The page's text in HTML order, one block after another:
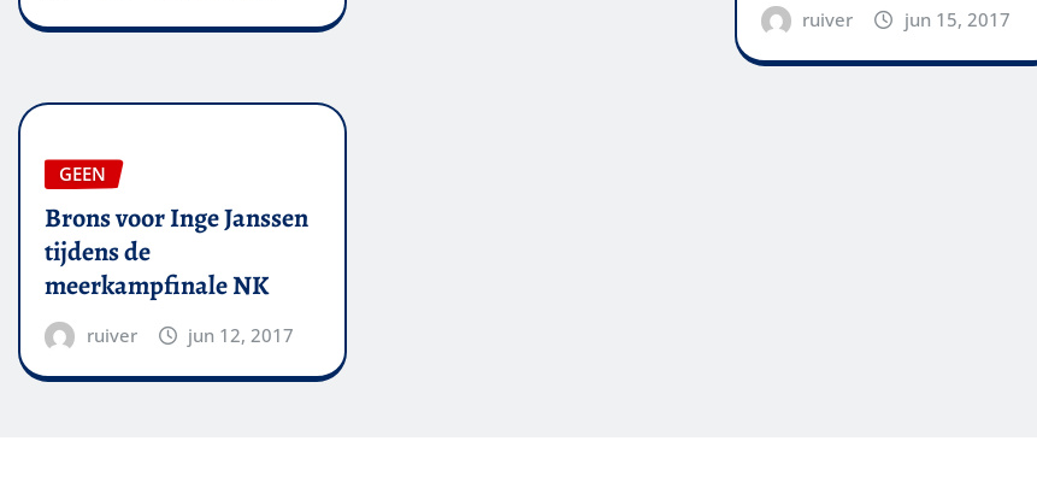
ruiver jun 15, 2017
GEEN
Brons voor Inge Janssen
tijdens de
meerkampfinale NK
ruiver jun 12, 2017